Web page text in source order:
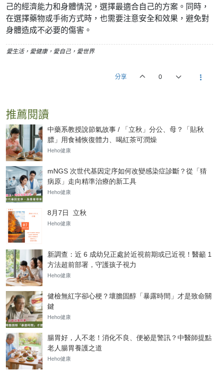
己的經濟能力和身體情況，選擇最適合自己的方案。同時，
在選擇藥物或手術方式時，也需要注意安全和效果，避免對
身體造成不必要的傷害。
愛生活，愛健康，愛自己，愛世界
分享 0
推薦閱讀